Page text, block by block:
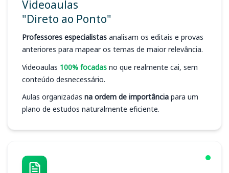
Videoaulas
"Direto ao Ponto"
Professores especialistas analisam os editais e provas
anteriores para mapear os temas de maior relevância.
Videoaulas 100% focadas no que realmente cai, sem
conteúdo desnecessário.
Aulas organizadas na ordem de importância para um
plano de estudos naturalmente eficiente.